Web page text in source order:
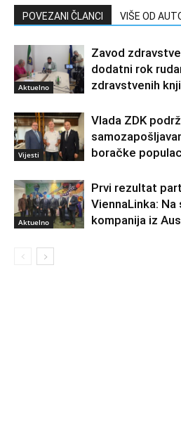
POVEZANI ČLANCI VIŠE OD
Aktuelno
Zavod
dodatni rok
zdravstvenih
Vijesti
Vlada ZDK
boračke
Aktuelno
Prvi rezultat
ViennaLinka:
kompanija iz